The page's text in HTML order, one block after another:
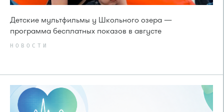
Детские мультфильмы у Школьного озера —
программа бесплатных показов в августе
НОВОСТИ